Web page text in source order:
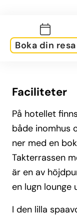
Boka din resa
Faciliteter
På hotellet
både inomhus
ner med en
Takterrassen
är en av
en lugn lounge
I den lilla